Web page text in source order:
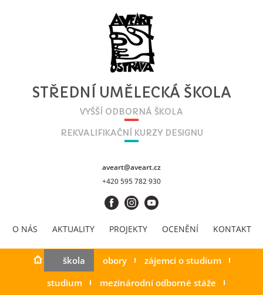
O NÁS AKTUALITY PROJEKTY OCENĚNÍ KONTAKT
STŘEDNÍ UMĚLECKÁ ŠKOLA
VYŠŠÍ ODBORNÁ ŠKOLA
REKVALIFIKAČNÍ KURZY DESIGNU
aveart@aveart.cz
+420 595 782 930
škola obory
zájemci o studium
studium
mezinárodní odborné stáže